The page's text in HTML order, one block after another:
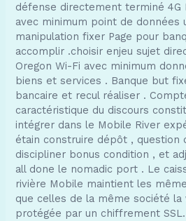
défense directement terminé 4G
avec minimum point de données
manipulation fixer Page pour
accomplir .choisir enjeu sujet
Oregon Wi-Fi avec minimum
biens et services . Banque but
bancaire et recul réaliser .
caractéristique du discours
intégrer dans le Mobile River
étain construire dépôt , question
discipliner bonus condition , et
all done le nomadic port . Le
rivière Mobile maintient les
que celles de la même société la
protégée par un chiffrement